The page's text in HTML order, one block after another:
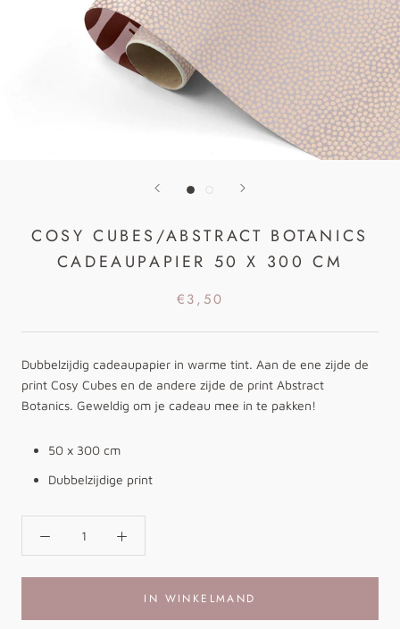
COSY CUBES/ABSTRACT BOTANICS
CADEAUPAPIER 50 X 300 CM
€3,50
Dubbelzijdig cadeaupapier in warme tint. Aan de ene zijde de
print Cosy Cubes en de andere zijde de print Abstract
Botanics. Geweldig om je cadeau mee in te pakken!
50 x 300 cm
Dubbelzijdige print
IN WINKELMAND